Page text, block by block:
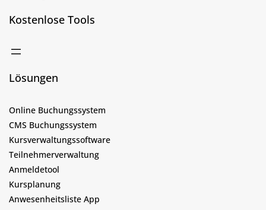
Kostenlose Tools
Lösungen
Online Buchungssystem
CMS Buchungssystem
Kursverwaltungssoftware
Teilnehmerverwaltung
Anmeldetool
Kursplanung
Anwesenheitsliste App